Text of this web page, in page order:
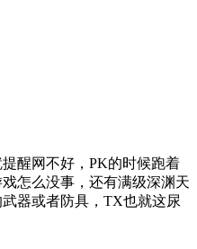
醒网不好，PK的时候跑着
怎么没事，还有满级深渊天
器或者防具，TX也就这尿